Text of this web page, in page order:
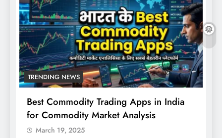
TRENDING NEWS
Best Commodity Trading Apps in India
for Commodity Market Analysis
March 19, 2025